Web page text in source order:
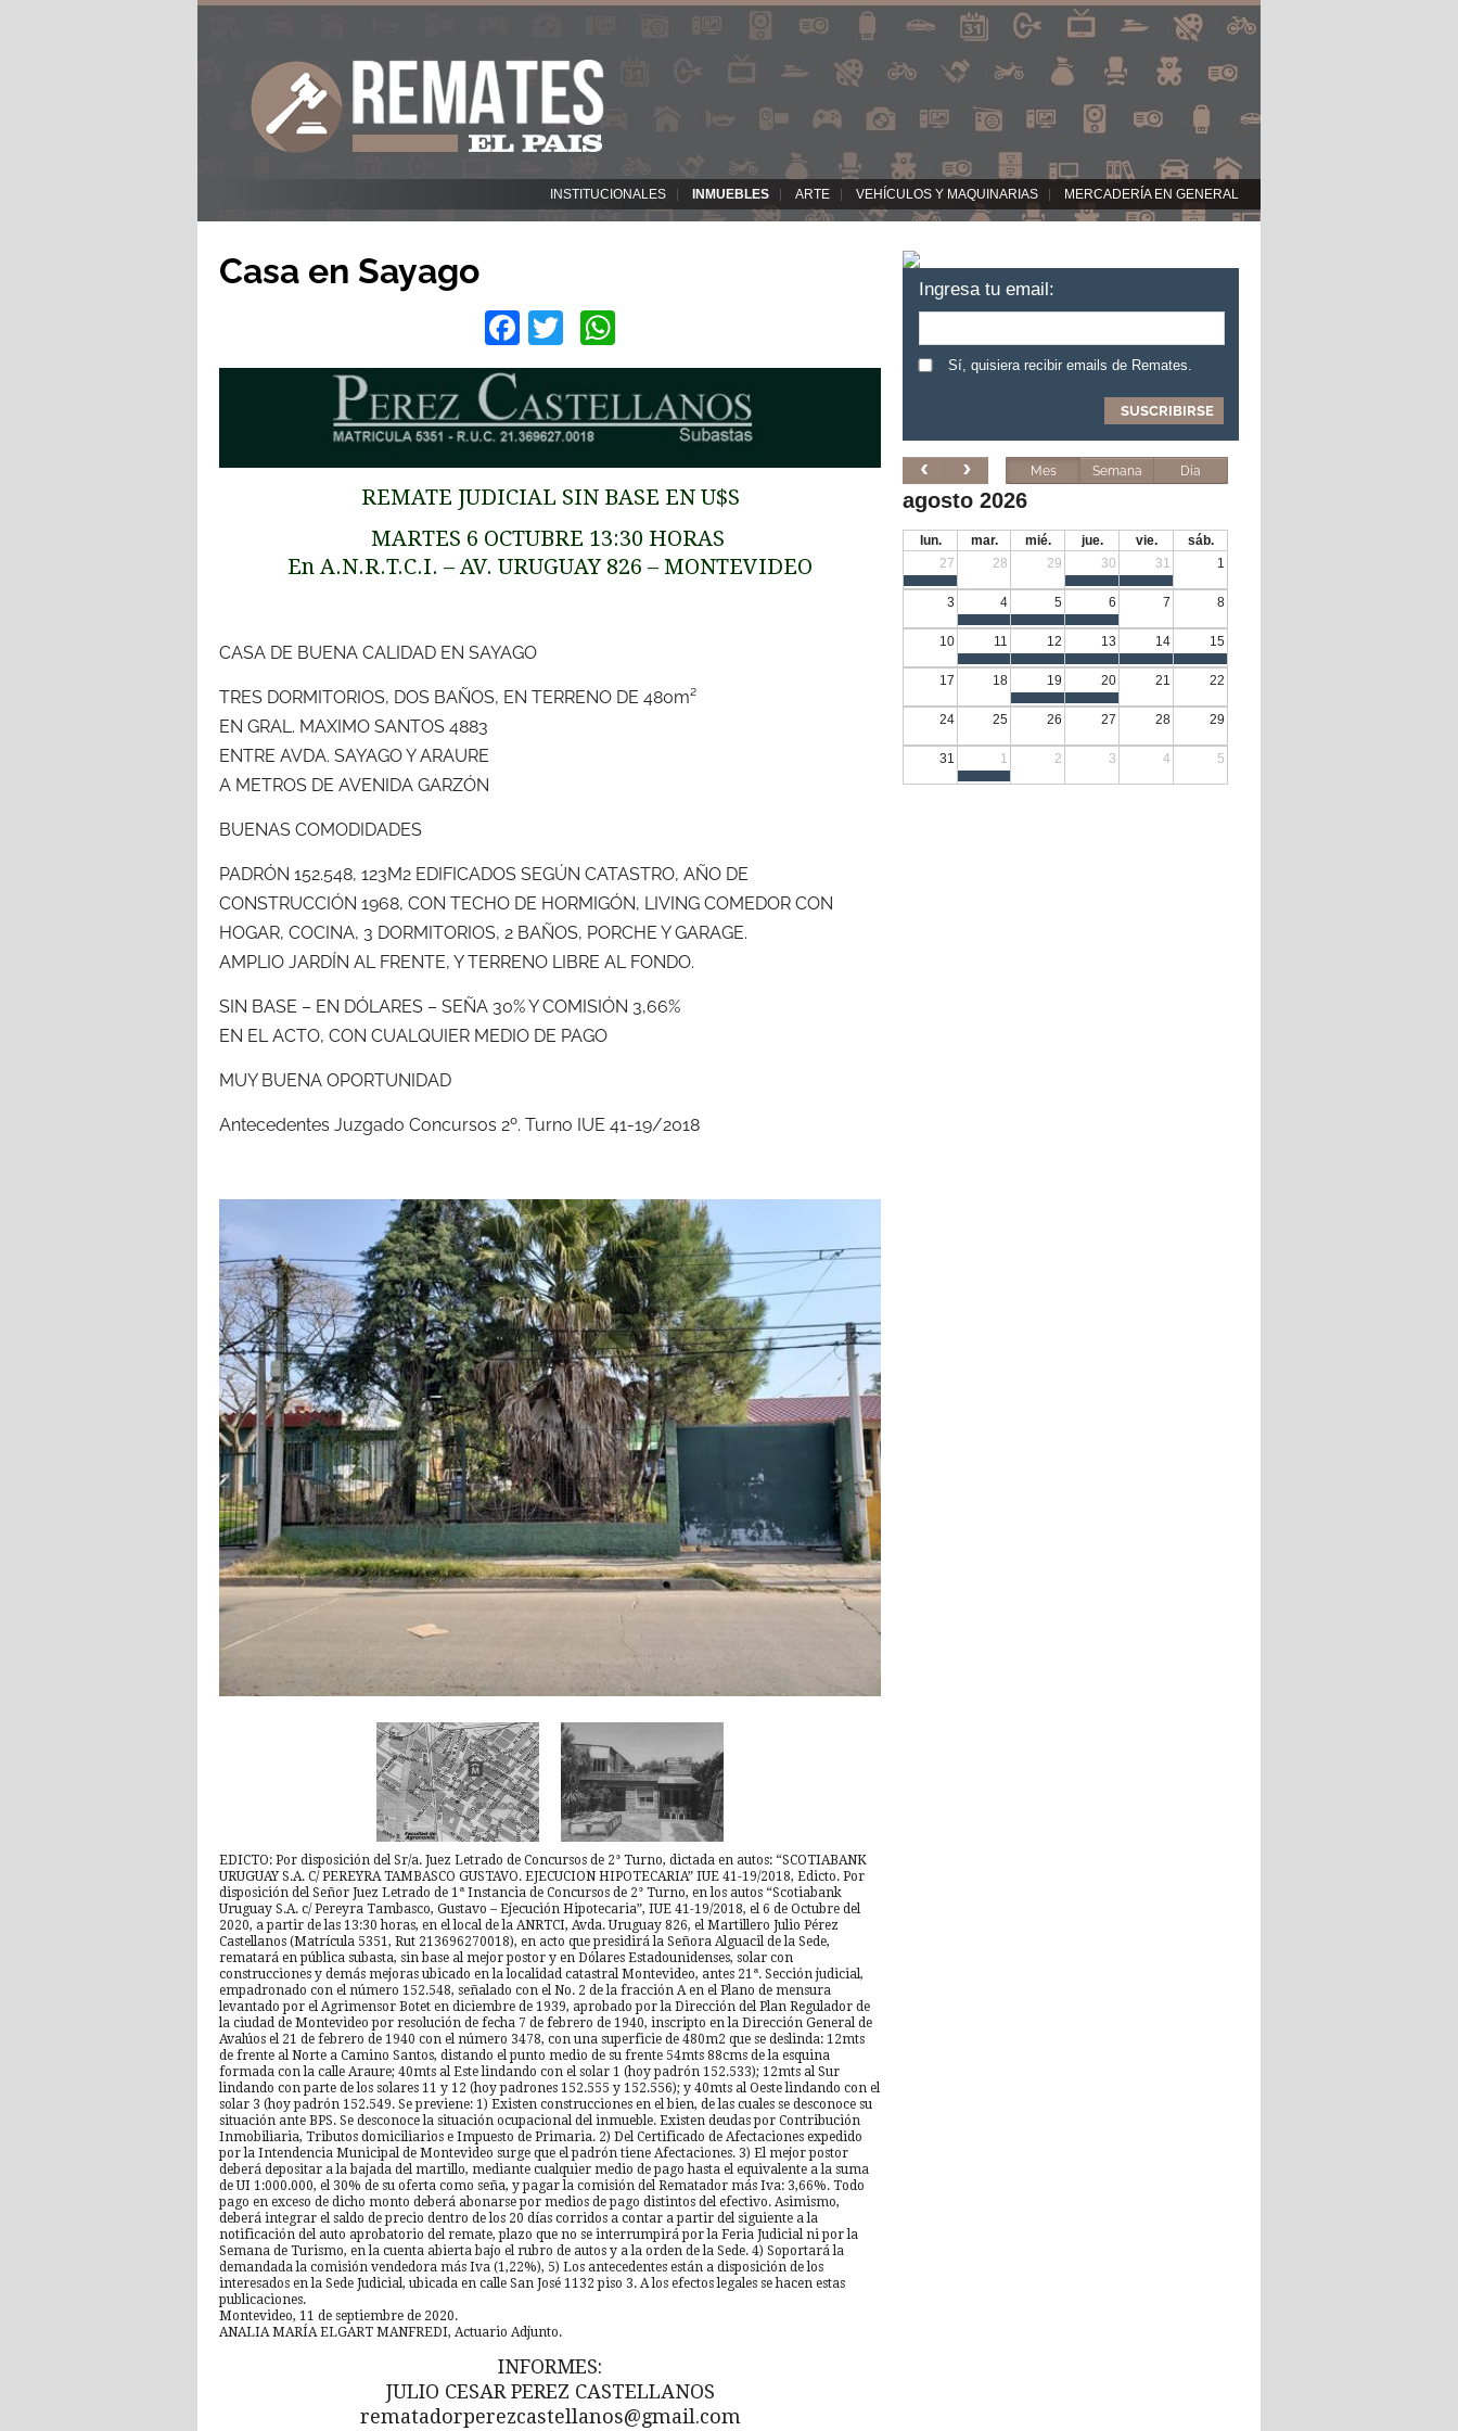
INSTITUCIONALES INMUEBLES ARTE VEHÍCULOS Y MAQUINARIAS MERCADERÍA EN GENERAL
Casa en Sayago
Facebook
Twitter
REMATE JUDICIAL SIN BASE EN U$S
MARTES 6 OCTUBRE 13:30 HORAS
En A.N.R.T.C.I. – AV. URUGUAY 826 – MONTEVIDEO
CASA DE BUENA CALIDAD EN SAYAGO
TRES DORMITORIOS, DOS BAÑOS, EN TERRENO DE 480m²
EN GRAL. MAXIMO SANTOS 4883
ENTRE AVDA. SAYAGO Y ARAURE
A METROS DE AVENIDA GARZÓN
BUENAS COMODIDADES
PADRÓN 152.548, 123M2 EDIFICADOS SEGÚN CATASTRO, AÑO DE
CONSTRUCCIÓN 1968, CON TECHO DE HORMIGÓN, LIVING COMEDOR CON
HOGAR, COCINA, 3 DORMITORIOS, 2 BAÑOS, PORCHE Y GARAGE.
AMPLIO JARDÍN AL FRENTE, Y TERRENO LIBRE AL FONDO.
SIN BASE – EN DÓLARES – SEÑA 30% Y COMISIÓN 3,66%
EN EL ACTO, CON CUALQUIER MEDIO DE PAGO
MUY BUENA OPORTUNIDAD
Antecedentes Juzgado Concursos 2º. Turno IUE 41-19/2018
EDICTO: Por disposición del Sr/a. Juez Letrado de Concursos de 2° Turno, dictada en autos: “SCOTIABANK
URUGUAY S.A. C/ PEREYRA TAMBASCO GUSTAVO. EJECUCION HIPOTECARIA” IUE 41-19/2018, Edicto. Por
disposición del Señor Juez Letrado de 1ª Instancia de Concursos de 2° Turno, en los autos “Scotiabank
Uruguay S.A. c/ Pereyra Tambasco, Gustavo – Ejecución Hipotecaria”, IUE 41-19/2018, el 6 de Octubre del
2020, a partir de las 13:30 horas, en el local de la ANRTCI, Avda. Uruguay 826, el Martillero Julio Pérez
Castellanos (Matrícula 5351, Rut 213696270018), en acto que presidirá la Señora Alguacil de la Sede,
rematará en pública subasta, sin base al mejor postor y en Dólares Estadounidenses, solar con
construcciones y demás mejoras ubicado en la localidad catastral Montevideo, antes 21ª. Sección judicial,
empadronado con el número 152.548, señalado con el No. 2 de la fracción A en el Plano de mensura
levantado por el Agrimensor Botet en diciembre de 1939, aprobado por la Dirección del Plan Regulador de
la ciudad de Montevideo por resolución de fecha 7 de febrero de 1940, inscripto en la Dirección General de
Avalúos el 21 de febrero de 1940 con el número 3478, con una superficie de 480m2 que se deslinda: 12mts
de frente al Norte a Camino Santos, distando el punto medio de su frente 54mts 88cms de la esquina
formada con la calle Araure; 40mts al Este lindando con el solar 1 (hoy padrón 152.533); 12mts al Sur
lindando con parte de los solares 11 y 12 (hoy padrones 152.555 y 152.556); y 40mts al Oeste lindando con el
solar 3 (hoy padrón 152.549. Se previene: 1) Existen construcciones en el bien, de las cuales se desconoce su
situación ante BPS. Se desconoce la situación ocupacional del inmueble. Existen deudas por Contribución
Inmobiliaria, Tributos domiciliarios e Impuesto de Primaria. 2) Del Certificado de Afectaciones expedido
por la Intendencia Municipal de Montevideo surge que el padrón tiene Afectaciones. 3) El mejor postor
deberá depositar a la bajada del martillo, mediante cualquier medio de pago hasta el equivalente a la suma
de UI 1:000.000, el 30% de su oferta como seña, y pagar la comisión del Rematador más Iva: 3,66%. Todo
pago en exceso de dicho monto deberá abonarse por medios de pago distintos del efectivo. Asimismo,
deberá integrar el saldo de precio dentro de los 20 días corridos a contar a partir del siguiente a la
notificación del auto aprobatorio del remate, plazo que no se interrumpirá por la Feria Judicial ni por la
Semana de Turismo, en la cuenta abierta bajo el rubro de autos y a la orden de la Sede. 4) Soportará la
demandada la comisión vendedora más Iva (1,22%), 5) Los antecedentes están a disposición de los
interesados en la Sede Judicial, ubicada en calle San José 1132 piso 3. A los efectos legales se hacen estas
publicaciones.
Montevideo, 11 de septiembre de 2020.
ANALIA MARÍA ELGART MANFREDI, Actuario Adjunto.
INFORMES:
JULIO CESAR PEREZ CASTELLANOS
rematadorperezcastellanos@gmail.com
Ingresa tu email:
Sí, quisiera recibir emails de Remates.
Mes Semana Día
agosto 2026
lun. mar. mié. jue. vie.
sáb.
27
28 29 30 31 1
3 4 5 6 7 8
10 11 12 13 14 15
17 18 19 20 21 22
24 25 26 27 28 29
31 1 2 3 4 5